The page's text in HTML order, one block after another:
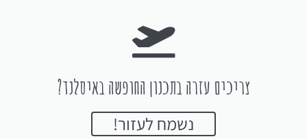
צריכים עזרה בתכנון החופשה באיסלנד?
נשמח לעזור!